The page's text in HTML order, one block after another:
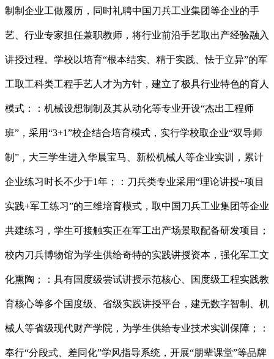
制制企业工做履历，同时礼聘中国刀兵工业集团等企业的手
艺、行业专家担任兼职教师，将行业前沿手艺取出产经验融入
讲授过程。学校以培育“根本结实、精于实践、怯于立异”的军
工取工科类工程手艺人才为方针，建立了极具行业特色的育人
模式：：机械设想制制及其从动化等专业开设“杰出工程师
班”，采用“3+1”校企结合培育模式，实行学校取企业“双导师
制”，大三学生进入华晨宝马、新松机械人等企业实训，累计
企业练习时长不少于1年；：刀兵类专业采用“理论讲授+项目
实践+军工练习”的三维培育模式，取中国刀兵工业集团等企业
共建练习，学生可接触实正在军工出产场景取配备研发项目；
校内刀兵博物馆为学生供给奇特的实践讲授资本，强化军工文
化熏陶；：具有国度级尝试讲授示范核心、国度级工程实践教
育核心等多个国度级、省级实践讲授平台，建无数字智制、机
械人等省级现代财产学院，为学生供给专业技术实训保障；：
奉行“分段式、差同化”学风指导系统，开展“朋辈课堂”等品牌